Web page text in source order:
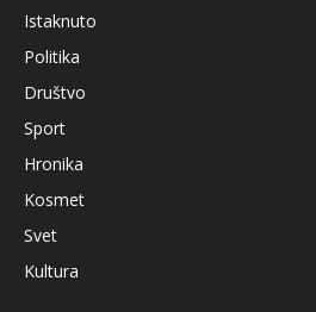
Istaknuto
Politika
Društvo
Sport
Hronika
Kosmet
Svet
Kultura